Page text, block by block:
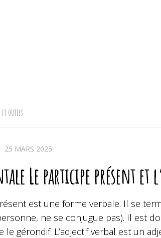
ET OUTILS
· 25 MARS 2025
Le participe présent et
est une forme verbale. Il se
ne se conjugue pas). Il est
le gérondif. L’adjectif verbal est un